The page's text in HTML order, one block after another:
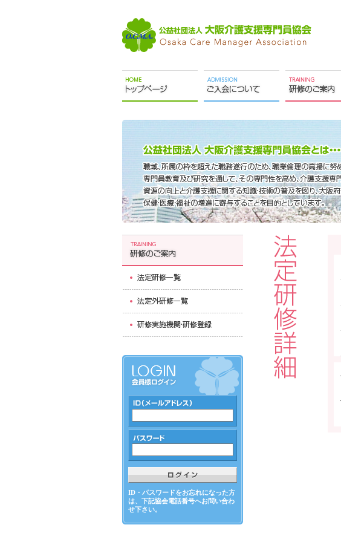
ID・パスワードをお忘れになった方
は、下記協会電話番号へお問い合わ
せ下さい。